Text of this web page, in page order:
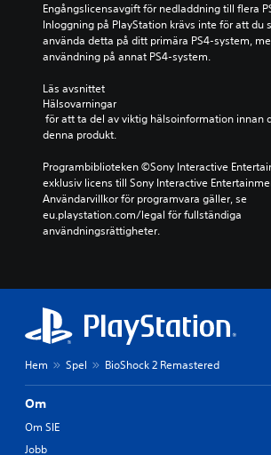
Engångslicensavgift för nedladdning till flera
Inloggning på PlayStation krävs inte för att du
använda detta på ditt primära PS4-system,
användning på annat PS4-system.
Läs avsnittet
Hälsovarningar
denna produkt.
Programbiblioteken ©Sony Interactive
exklusiv licens till Sony Interactive
Användarvillkor för programvara gäller, se
eu.playstation.com/legal för fullständiga
användningsrättigheter.
Hem Spel BioShock 2 Remastered
Om
Om SIE
Jobb